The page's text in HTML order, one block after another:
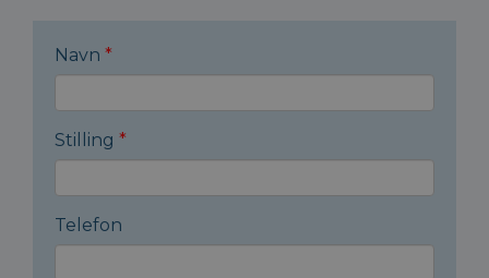
Navn *
Stilling *
Telefon